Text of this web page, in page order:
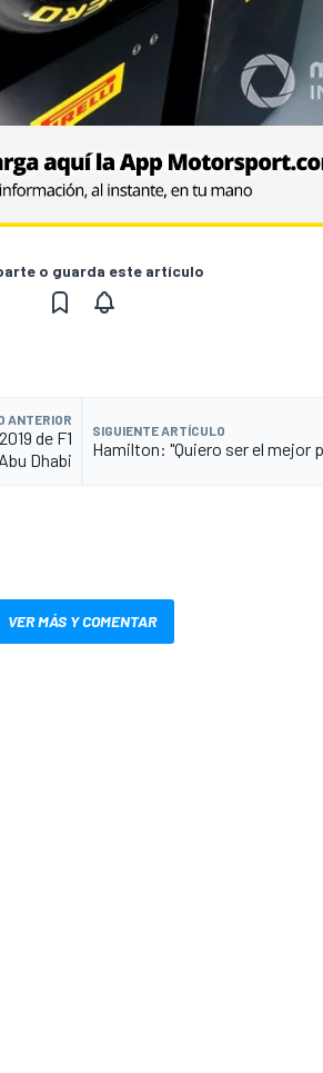
o guarda este artículo
ANTERIOR
de F1
Dhabi
SIGUIENTE ARTÍCULO
Hamilton: "Quiero ser el mejor
VER MÁS Y COMENTAR